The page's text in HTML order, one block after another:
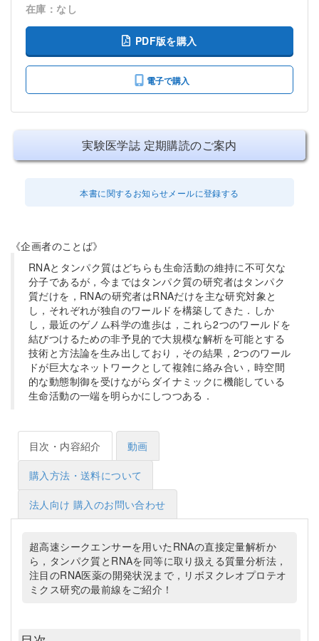
在庫：なし
PDF版を購入
電子で購入
実験医学誌 定期購読のご案内
本書に関するお知らせメールに登録する
《企画者のことば》
RNAとタンパク質はどちらも生命活動の維持に不可欠な
分子であるが，今まではタンパク質の研究者はタンパク
質だけを，RNAの研究者はRNAだけを主な研究対象と
し，それぞれが独自のワールドを構築してきた．しか
し，最近のゲノム科学の進歩は，これら2つのワールドを
結びつけるための非予見的で大規模な解析を可能とする
技術と方法論を生み出しており，その結果，2つのワール
ドが巨大なネットワークとして複雑に絡み合い，時空間
的な動態制御を受けながらダイナミックに機能している
生命活動の一端を明らかにしつつある．
目次・内容紹介 動画
購入方法・送料について
法人向け 購入のお問い合わせ
超高速シークエンサーを用いたRNAの直接定量解析か
ら，タンパク質とRNAを同等に取り扱える質量分析法，
注目のRNA医薬の開発状況まで，リボヌクレオプロテオ
ミクス研究の最前線をご紹介！